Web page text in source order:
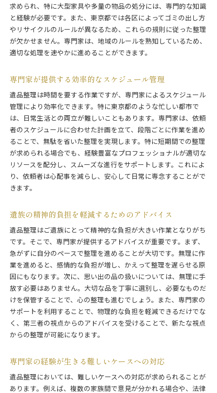
ス
専門家が提供するストレスフリーなサービス
遺族が安心できる透明性のあるサービス内容
感情面でもサポートするサービスの充実
ご遺族に寄り添う柔軟な対応
アフターケアで安心できる遺品整理サービス
東京都で遺品整理を行うときの注意点と専門家のアド
バイス
法律面での注意点と専門家のアドバイス
トラブルを避けるための事前確認事項
遺品整理中に気を付けるべきポイント
専門家が教える整理中の安全対策
家族間のコミュニケーションの重要性
過去の実績から学ぶ専門家のサポート方法
専門家のサポートを受けた成功事例
難しいケースにも対応できる専門家の経験
遺族から寄せられた感謝の声
専門家のサポートで得られる安心感
ケーススタディで見る専門家の柔軟な対応
求められ、特に大型家具や多量の物品の処分には、専門的な知識
と経験が必要です。また、東京都では各区によってゴミの出し方
やリサイクルのルールが異なるため、これらの規則に従った整理
が欠かせません。専門家は、地域のルールを熟知しているため、
適切な処理を速やかに進めることができます。
専門家が提供する効率的なスケジュール管理
遺品整理は時間を要する作業ですが、専門家によるスケジュール
管理により効率化できます。特に東京都のような忙しい都市で
は、日常生活との両立が難しいこともあります。専門家は、依頼
者のスケジュールに合わせた計画を立て、段階ごとに作業を進め
ることで、無駄を省いた整理を実現します。特に短期間での整理
が求められる場合でも、経験豊富なプロフェッショナルが適切な
リソースを配分し、スムーズな進行をサポートします。これによ
り、依頼者は心配事を減らし、安心して日常に専念することがで
きます。
遺族の精神的負担を軽減するためのアドバイス
遺品整理はご遺族にとって精神的な負担が大きい作業となりがち
です。そこで、専門家が提供するアドバイスが重要です。まず、
急がずに自分のペースで整理を進めることが大切です。無理に作
業を進めると、感情的な負担が増し、かえって整理を遅らせる原
因にもなります。次に、思い出の品の扱いについては、無理に手
放す必要はありません。大切な品を丁寧に選別し、必要なものだ
けを保管することで、心の整理も進むでしょう。また、専門家の
サポートを利用することで、物理的な負担を軽減できるだけでな
く、第三者の視点からのアドバイスを受けることで、新たな視点
からの整理が可能になります。
専門家の経験が生きる難しいケースへの対応
遺品整理においては、難しいケースへの対応が求められることが
あります。例えば、複数の家族間で意見が分かれる場合や、法律